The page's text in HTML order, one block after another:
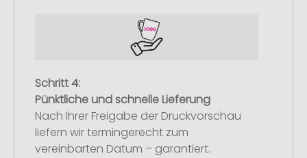
Schritt 4:
Pünktliche und schnelle Lieferung
Nach Ihrer Freigabe der Druckvorschau
liefern wir termingerecht zum
vereinbarten Datum – garantiert.